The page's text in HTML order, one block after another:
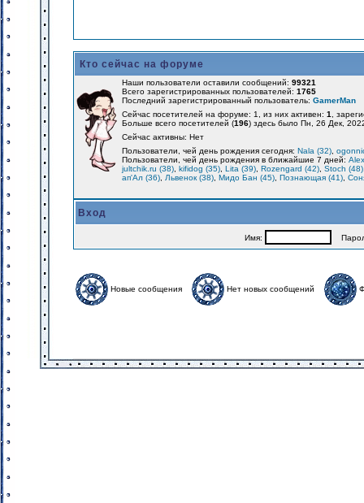
Кто сейчас на форуме
Наши пользователи оставили сообщений: 99321
Всего зарегистрированных пользователей: 1765
Последний зарегистрированный пользователь: GamerMan
Сейчас посетителей на форуме: 1, из них активен: 1
,
Больше всего посетителей (196) здесь было Пн, 26 Дек,
Сейчас активны: Нет
Пользователи, чей день рождения сегодня: Nala (32)
Пользователи, чей день рождения в ближайшие 7 дней:
jultchik.ru (38) kifidog (35) Lita (39) Rozengard (42) Stoch (48)
ап'Ал (36)
Львенок (38) Мидо Бан (45) Познающая (41)
Вход
Имя:
Новые сообщения Нет новых сообщений